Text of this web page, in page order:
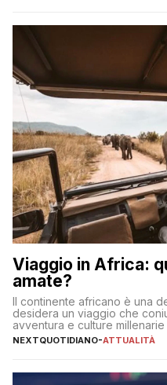
sul […]
Viaggio in Africa:
amate?
Il continente africano è una
desidera un viaggio che
avventura e culture millenarie
NEXTQUOTIDIANO-ATTUALITÀ